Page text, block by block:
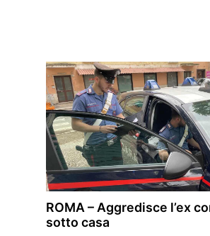
ROMA – Aggredisce l’ex
sotto casa